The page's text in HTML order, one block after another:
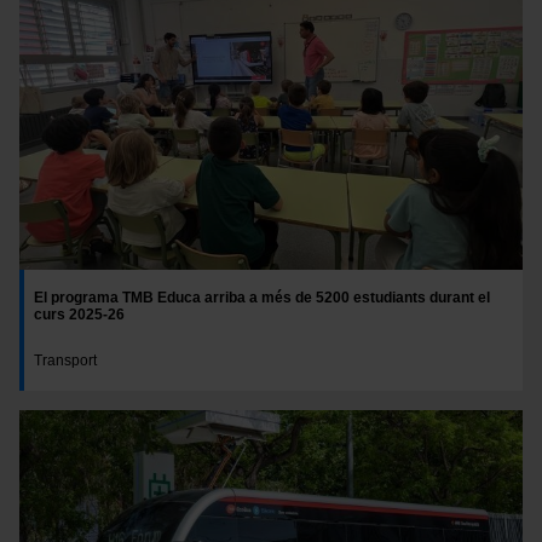
El programa TMB Educa arriba a més de 5200 estudiants durant el
curs 2025-26
Transport
Imatge